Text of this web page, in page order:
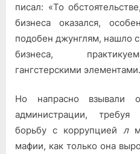
писал: «То
бизнеса оказался,
подобен джунглям, нашло
бизнеса,
гангстерскими
Но напрасно взывали
администрации, требуя
борьбу с коррупцией л
мафии, как только она